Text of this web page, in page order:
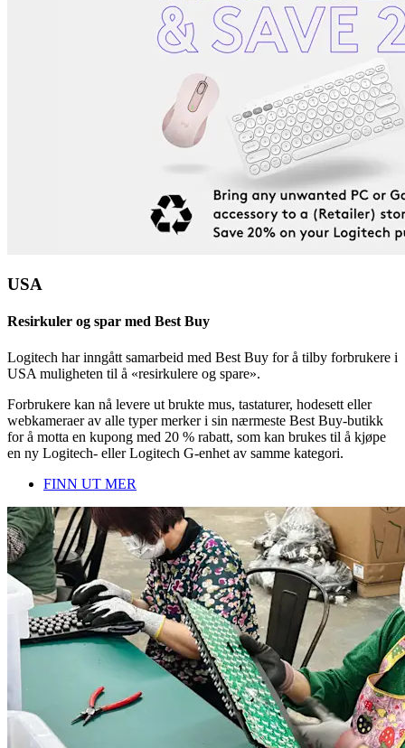
USA
Resirkuler og spar med Best Buy
Logitech har inngått samarbeid med Best Buy for å tilby forbrukere i
USA muligheten til å «resirkulere og spare».
Forbrukere kan nå levere ut brukte mus, tastaturer, hodesett eller
webkameraer av alle typer merker i sin nærmeste Best Buy-butikk
for å motta en kupong med 20 % rabatt, som kan brukes til å kjøpe
en ny Logitech- eller Logitech G-enhet av samme kategori.
FINN UT MER